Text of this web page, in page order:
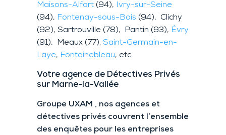
Maisons-Alfort(94),
Ivry-sur-Seine
(94), Fontenay-sous-Bois (94), Clichy
(92), Sartrouville (78), Pantin (93), Évry
(91), Meaux (77). Saint-Germain-en-
Laye, Fontainebleau, etc.
Votre agence de Détectives Privés
sur Marne-la-Vallée
Groupe UXAM , nos agences et
détectives privés couvrent l’ensemble
des enquêtes pour les entreprises